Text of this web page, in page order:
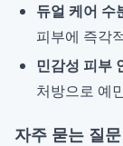
듀얼 케어 수
피부에 즉각
민감성 피부
처방으로 예
자주 묻는 질